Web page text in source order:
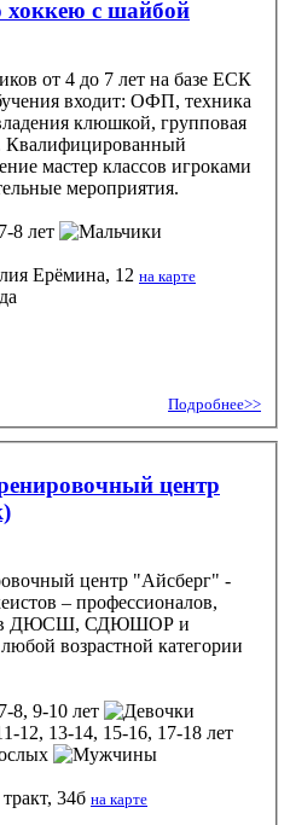
с шайбой
от 4 до 7 лет на базе ЕСК
входит: ОФП, техника
клюшкой, групповая
Квалифицированный
мастер классов игроками
мероприятия.
8 лет
Ерёмина, 12 на карте
Подробнее>>
центр
центр "Айсберг" -
– профессионалов,
ДЮСШ, СДЮШОР и
возрастной категории
8, 9-10 лет
12, 13-14, 15-16, 17-18 лет
34б на карте